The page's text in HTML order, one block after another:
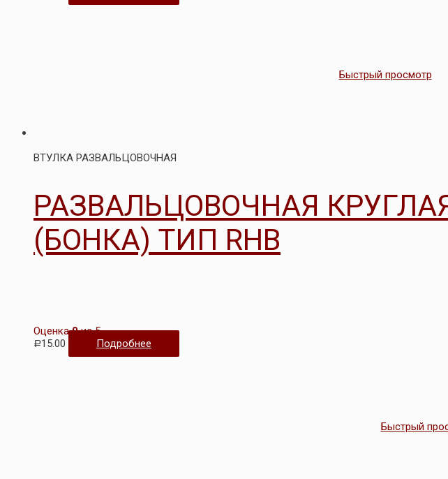
Быстрый просмотр
ВТУЛКА РАЗВАЛЬЦОВОЧНАЯ
РАЗВАЛЬЦОВОЧНАЯ
(БОНКА) ТИП RHB
Оценка0из 5
Р15.00 Подробнее
Быстрый